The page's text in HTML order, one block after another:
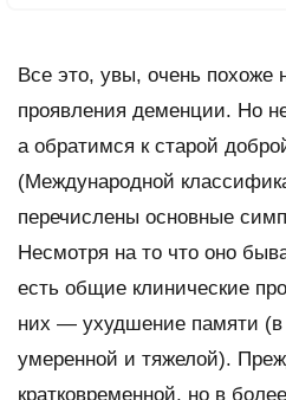
Все это, увы, очень похоже
проявления деменции. Но
а обратимся к старой
(Международной
перечислены основные
Несмотря на то что оно
есть общие клинические
них — ухудшение памяти (в
умеренной и тяжелой).
кратковременной, но в